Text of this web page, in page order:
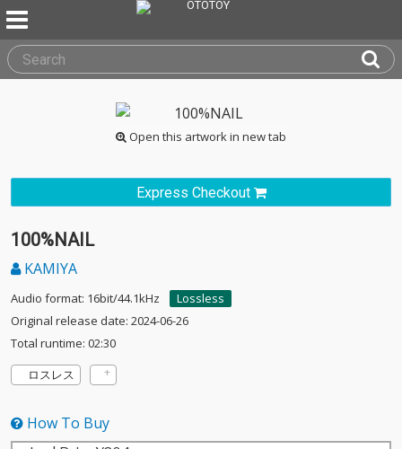
Open this artwork in new tab
Express Checkout
100%NAIL
KAMIYA
Audio format: 16bit/44.1kHz
Lossless
Original release date: 2024-06-26
Total runtime: 02:30
ロスレス
How To Buy